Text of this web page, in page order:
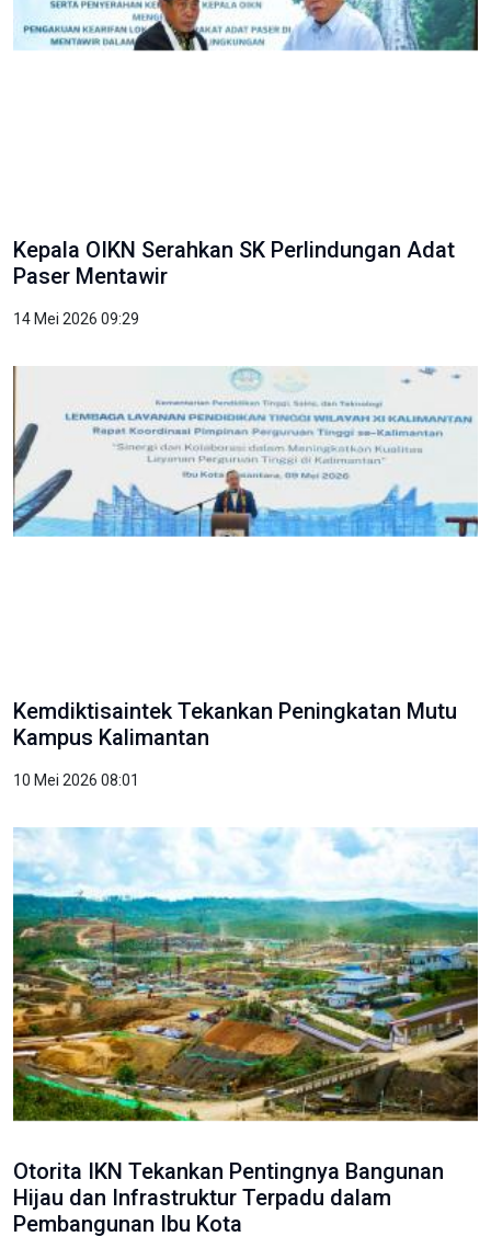
Kepala OIKN Serahkan SK Perlindungan Adat
Paser Mentawir
14 Mei 2026 09:29
Kemdiktisaintek Tekankan Peningkatan Mutu
Kampus Kalimantan
10 Mei 2026 08:01
Otorita IKN Tekankan Pentingnya Bangunan
Hijau dan Infrastruktur Terpadu dalam
Pembangunan Ibu Kota